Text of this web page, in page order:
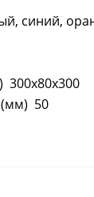
синий,
300х80х300
(мм) 50